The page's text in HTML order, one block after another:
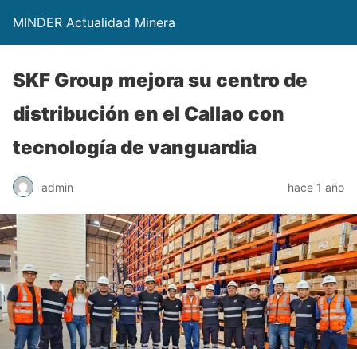
MINDER Actualidad Minera
SKF Group mejora su centro de
distribución en el Callao con
tecnología de vanguardia
admin hace 1 año